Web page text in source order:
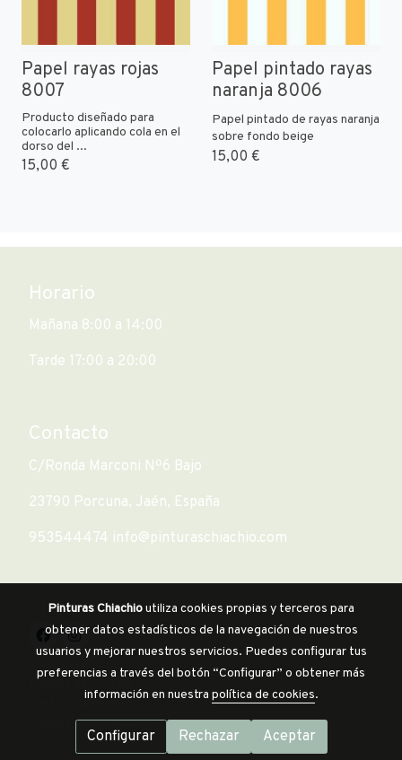
Papel rayas rojas
8007
Producto diseñado para
colocarlo aplicando cola en el
dorso del ...
15,00 €
Papel pintado rayas
naranja 8006
Papel pintado de rayas naranja
sobre fondo beige
15,00 €
Horario
Mañana 8:00 a 14:00
Tarde 17:00 a 20:00
Contacto
C/Ronda Marconi Nº6 Bajo
23790 Porcuna, Jaén, España
953544474 info@pinturaschiachio.com
Aviso legal
Política de privacidad
Pinturas Chiachioutiliza cookies propias y terceros para
obtener datos estadísticos de la navegación de nuestros
usuarios y mejorar nuestros servicios. Puedes configurar tus
preferencias a través del botón “Configurar” o obtener más
información en nuestra política de cookies.
Configurar Rechazar Aceptar